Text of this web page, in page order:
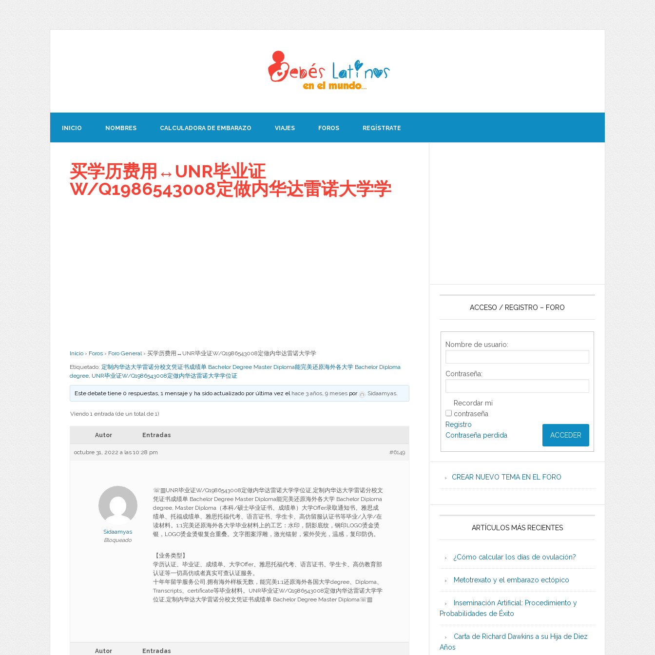
INICIO NOMBRES CALCULADORA DE EMBARAZO VIAJES FOROS REGÍSTRATE
买学历费用↔UNR毕业证
W/Q1986543008定做内华达雷诺大学学
Inicio › Foros › Foro General › 买学历费用↔UNR毕业证W/Q1986543008定做内华达雷诺大学学
Etiquetado: 定制内华达大学雷诺分校文凭证书成绩单 Bachelor Degree Master Diploma能完美还原海外各大学 Bachelor Diploma
degree, UNR毕业证W/Q1986543008定做内华达雷诺大学学位证
Este debate tiene 0 respuestas, 1 mensaje y ha sido actualizado por última vez el hace 3 años, 9 meses por Sidaamyas.
Viendo 1 entrada (de un total de 1)
Autor Entradas
octubre 31, 2022 a las 10:28 pm #6149
Sidaamyas
Bloqueado
☏▥UNR毕业证W/Q1986543008定做内华达雷诺大学学位证,定制内华达大学雷诺分校文
凭证书成绩单 Bachelor Degree Master Diploma能完美还原海外各大学 Bachelor Diploma
degree, Master Diploma（本科/硕士毕业证书、成绩单）大学Offer录取通知书、雅思成
绩单、托福成绩单、雅思托福代考、语言证书、学生卡、高仿留服认证书等毕业/入学/在
读材料。1:1完美还原海外各大学毕业材料上的工艺：水印，阴影底纹，钢印LOGO烫金烫
银，LOGO烫金烫银复合重叠。文字图案浮雕，激光镭射，紫外荧光，温感，复印防伪。
【业务类型】
学历认证、毕业证、成绩单、大学Offer、雅思托福代考、语言证书、学生卡、高仿教育部
认证等一切高仿或者真实可查认证服务。
十年年留学服务公司,拥有海外样板无数，能完美1:1还原海外各国大学degree、Diploma、
Transcripts、certificate等毕业材料。UNR毕业证W/Q1986543008定做内华达雷诺大学学
位证,定制内华达大学雷诺分校文凭证书成绩单 Bachelor Degree Master Diploma☏▥
Autor Entradas
ACCESO / REGISTRO – FORO
Nombre de usuario:
Contraseña:
Recordar mi
contraseña
ACCEDER
Registro
Contraseña perdida
CREAR NUEVO TEMA EN EL FORO
ARTÍCULOS MÁS RECIENTES
¿Cómo calcular los días de ovulación?
Metotrexato y el embarazo ectópico
Inseminación Artificial: Procedimiento y
Probabilidades de Éxito
Carta de Richard Dawkins a su Hija de Diez
Años